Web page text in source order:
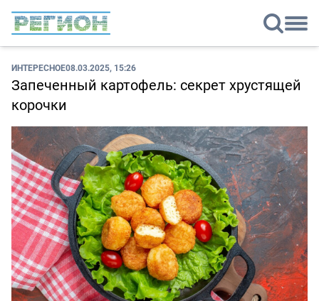
ИНТЕРЕСНОЕ08.03.2025, 15:26
Запеченный картофель: секрет хрустящей
корочки